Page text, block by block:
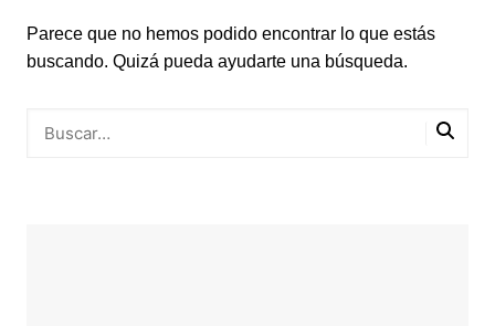
Parece que no hemos podido encontrar lo que estás
buscando. Quizá pueda ayudarte una búsqueda.